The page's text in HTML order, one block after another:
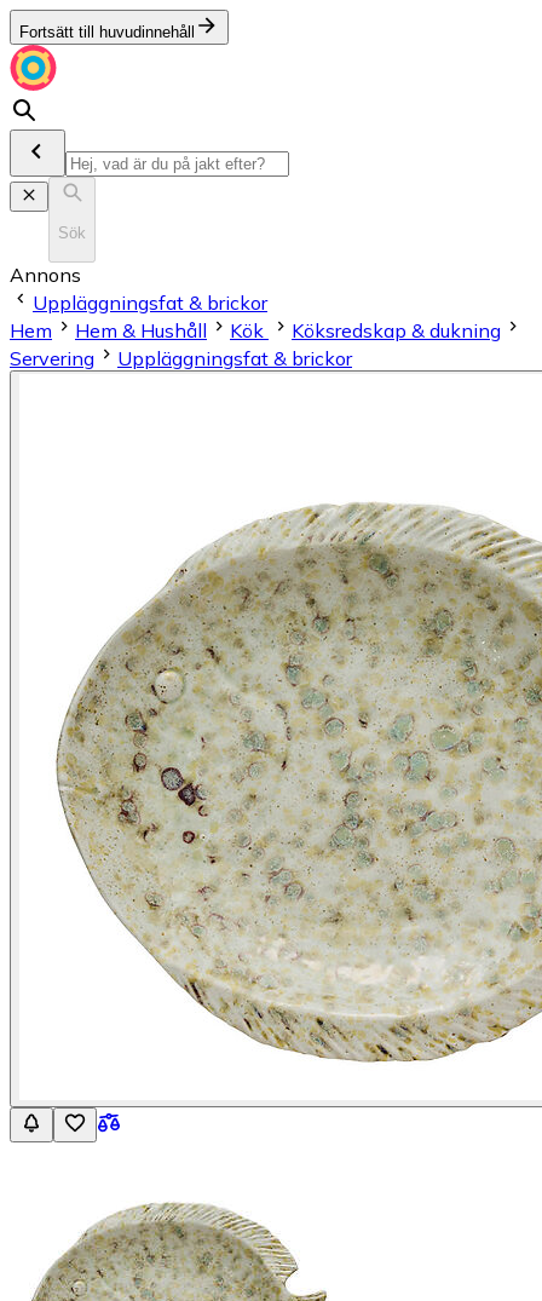
Fortsätt till huvudinnehåll
Sök
Annons
Uppläggningsfat & brickor
Hem
Hem & Hushåll Kök
Köksredskap & dukning
Servering
Uppläggningsfat & brickor